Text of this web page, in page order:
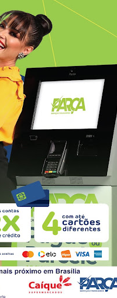
candidatura de Hamilton
da pecuária para
terá Noite de